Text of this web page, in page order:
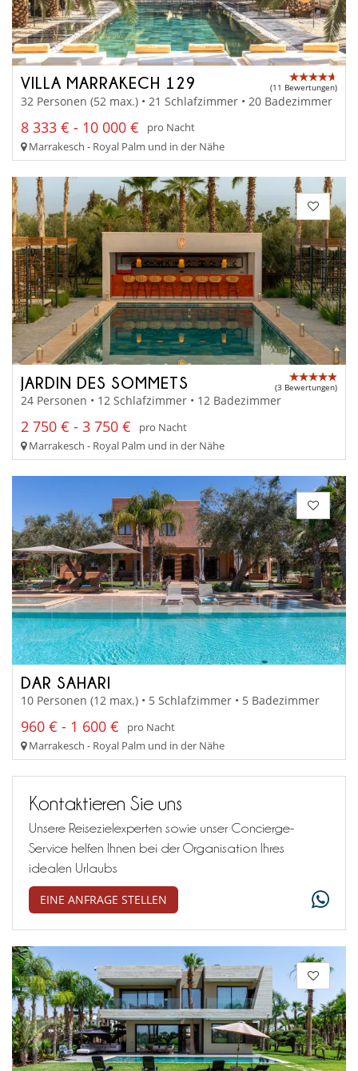
VILLA MARRAKECH 129 (11 Bewertungen)
32 Personen (52 max.) • 21 Schlafzimmer • 20 Badezimmer
8 333 € - 10 000 €
pro Nacht
Marrakesch - Royal Palm und in der Nähe
JARDIN DES SOMMETS (3 Bewertungen)
24 Personen • 12 Schlafzimmer • 12 Badezimmer
2 750 € - 3 750 €
pro Nacht
Marrakesch - Royal Palm und in der Nähe
DAR SAHARI
10 Personen (12 max.) • 5 Schlafzimmer • 5 Badezimmer
960 € - 1 600 €
pro Nacht
Marrakesch - Royal Palm und in der Nähe
Kontaktieren Sie uns
Unsere Reisezielexperten sowie unser Concierge-
Service helfen Ihnen bei der Organisation Ihres
idealen Urlaubs
EINE ANFRAGE STELLEN